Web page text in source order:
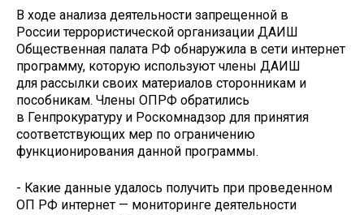
В ходе анализа деятельности запрещенной в
России террористической организации ДАИШ
Общественная палата РФ обнаружила в сети интернет
программу, которую используют члены ДАИШ
для рассылки своих материалов сторонникам и
пособникам. Члены ОПРФ обратились
в Генпрокуратуру и Роскомнадзор для принятия
соответствующих мер по ограничению
функционирования данной программы.
- Какие данные удалось получить при проведенном
ОП РФ интернет — мониторинге деятельности